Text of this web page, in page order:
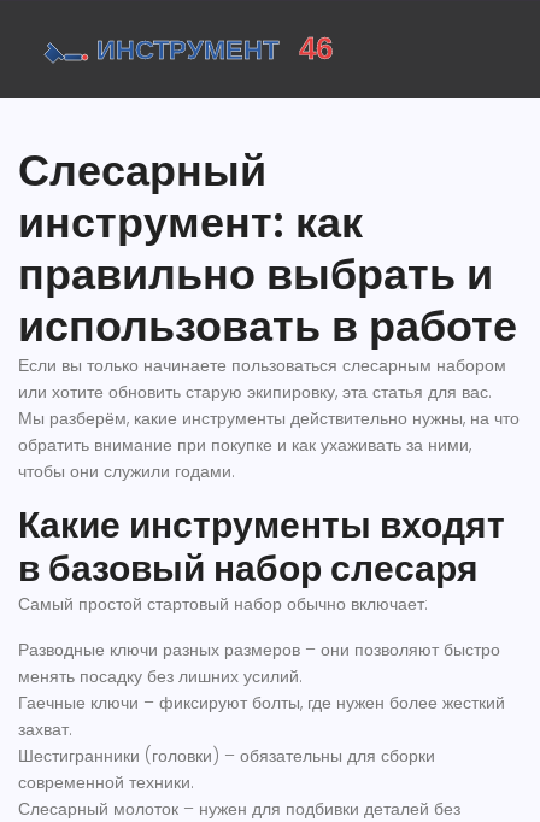
Слесарный
инструмент: как
правильно выбрать и
использовать в работе
Если вы только начинаете пользоваться слесарным набором
или хотите обновить старую экипировку, эта статья для вас.
Мы разберём, какие инструменты действительно нужны, на что
обратить внимание при покупке и как ухаживать за ними,
чтобы они служили годами.
Какие инструменты входят
в базовый набор слесаря
Самый простой стартовый набор обычно включает:
Разводные ключи разных размеров – они позволяют быстро
менять посадку без лишних усилий.
Гаечные ключи – фиксируют болты, где нужен более жесткий
захват.
Шестигранники (головки) – обязательны для сборки
современной техники.
Слесарный молоток – нужен для подбивки деталей без